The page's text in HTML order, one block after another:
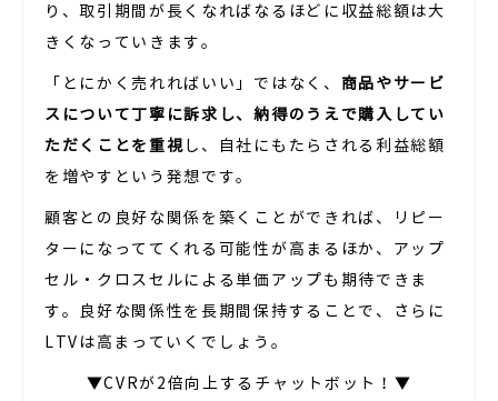
り、取引期間が長くなればなるほどに収益総額は大
きくなっていきます。
「とにかく売れればいい」ではなく、 商品やサービ
スについて丁寧に訴求し、納得のうえで購入してい
ただくことを重視し、自社にもたらされる利益総額
を増やすという発想です。
顧客との良好な関係を築くことができれば、リピー
ターになっててくれる可能性が高まるほか、アップ
セル・クロスセルによる単価アップも期待できま
す。良好な関係性を長期間保持することで、さらに
LTVは高まっていくでしょう。
▼CVRが2倍向上するチャットボット！▼